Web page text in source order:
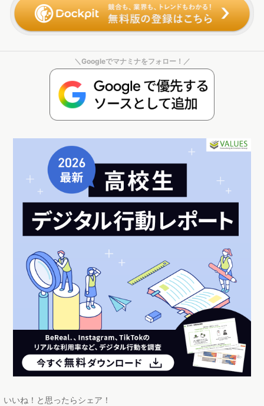
＼Googleでマナミナをフォロー！／
いいね！と思ったらシェア！